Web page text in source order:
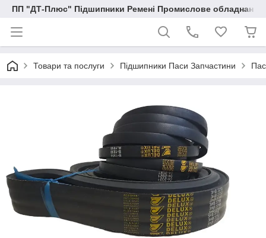
ПП "ДТ-Плюс" Підшипники Ремені Промислове обладнання
Товари та послуги Підшипники Паси Запчастини